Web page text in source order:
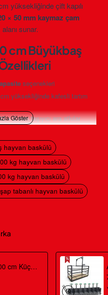
yüksekliğinde çift kapılı
× 50 mm kaymaz çam
sunar.
cm Büyükbaş
seçenekleri
yüksekliğinde kafesli tartım
× 2 mm taşıyıcı ara atkılar
gösterge ve akülü-elektrikli
Ata EMR
Hayvan
Teknik Bilgileri
2000 kg / 3000 kg
hayvan baskülü
kg hayvan baskülü
kg hayvan baskülü
tabanlı hayvan baskülü
Ata EMR 70×100 cm Küçükbaş Hayvan Baskülü 150-300 kg